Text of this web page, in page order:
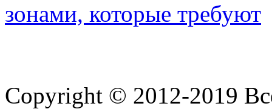
зонами, которые требуют
Copyright © 2012-2019